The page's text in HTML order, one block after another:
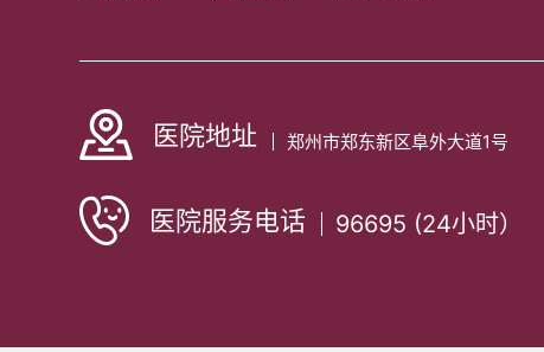
医院地址 郑州市郑东新区阜外大道1号
医院服务电话 96695 (24小时）